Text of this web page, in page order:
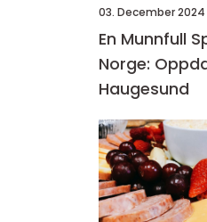
03. December 2024
En Munnfull
Norge:
Haugesund